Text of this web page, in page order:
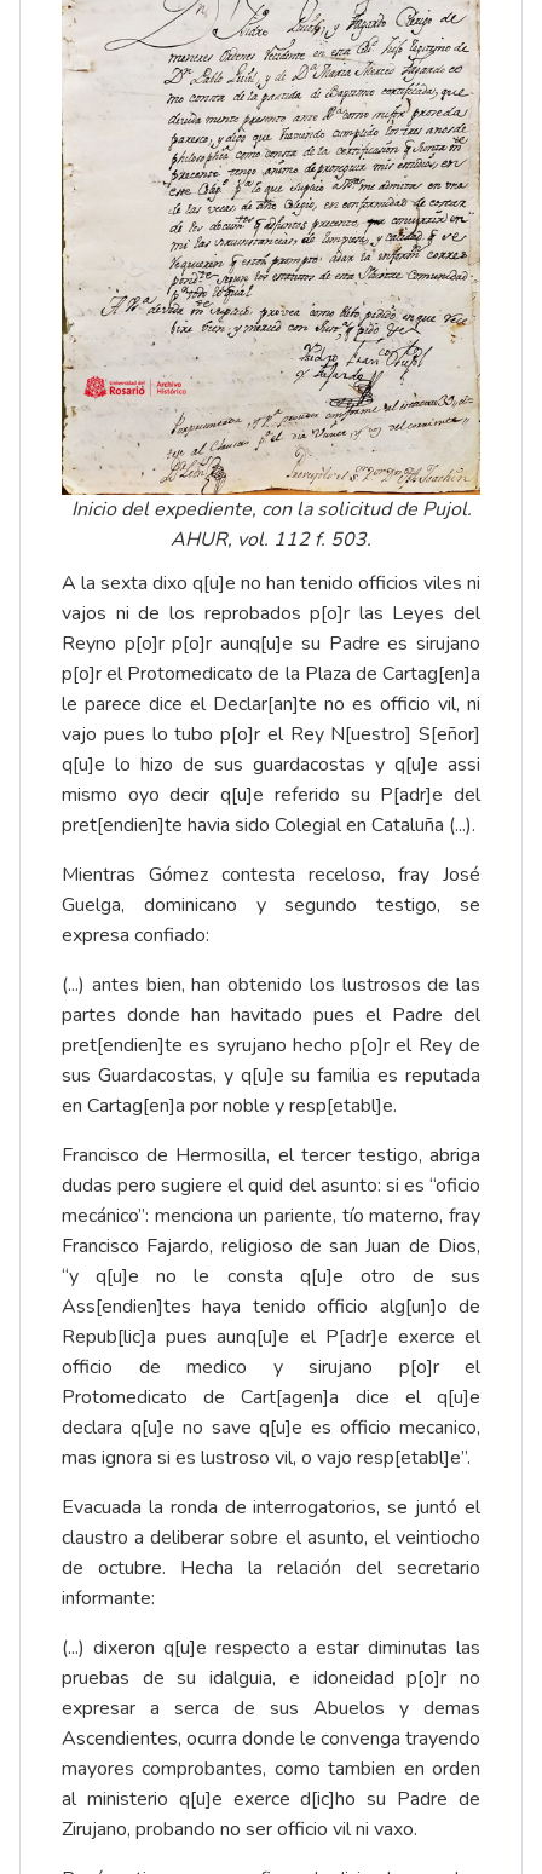
Inicio del expediente, con la solicitud de Pujol.
AHUR, vol. 112 f. 503.
A la sexta dixo q[u]e no han tenido officios viles ni
vajos ni de los reprobados p[o]r las Leyes del
Reyno p[o]r p[o]r aunq[u]e su Padre es sirujano
p[o]r el Protomedicato de la Plaza de Cartag[en]a
le parece dice el Declar[an]te no es officio vil, ni
vajo pues lo tubo p[o]r el Rey N[uestro] S[eñor]
q[u]e lo hizo de sus guardacostas y q[u]e assi
mismo oyo decir q[u]e referido su P[adr]e del
pret[endien]te havia sido Colegial en Cataluña (...).
Mientras Gómez contesta receloso, fray José
Guelga, dominicano y segundo testigo, se
expresa confiado:
(...) antes bien, han obtenido los lustrosos de las
partes donde han havitado pues el Padre del
pret[endien]te es syrujano hecho p[o]r el Rey de
sus Guardacostas, y q[u]e su familia es reputada
en Cartag[en]a por noble y resp[etabl]e.
Francisco de Hermosilla, el tercer testigo, abriga
dudas pero sugiere el quid del asunto: si es “oficio
mecánico”: menciona un pariente, tío materno, fray
Francisco Fajardo, religioso de san Juan de Dios,
“y q[u]e no le consta q[u]e otro de sus
Ass[endien]tes haya tenido officio alg[un]o de
Repub[lic]a pues aunq[u]e el P[adr]e exerce el
officio de medico y sirujano p[o]r el
Protomedicato de Cart[agen]a dice el q[u]e
declara q[u]e no save q[u]e es officio mecanico,
mas ignora si es lustroso vil, o vajo resp[etabl]e”.
Evacuada la ronda de interrogatorios, se juntó el
claustro a deliberar sobre el asunto, el veintiocho
de octubre. Hecha la relación del secretario
informante:
(...) dixeron q[u]e respecto a estar diminutas las
pruebas de su idalguia, e idoneidad p[o]r no
expresar a serca de sus Abuelos y demas
Ascendientes, ocurra donde le convenga trayendo
mayores comprobantes, como tambien en orden
al ministerio q[u]e exerce d[ic]ho su Padre de
Zirujano, probando no ser officio vil ni vaxo.